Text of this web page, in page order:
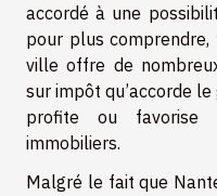
accordé à une
pour plus comprendre,
ville offre de
sur impôt qu’accorde
profite ou favorise
immobiliers.
Malgré le fait que